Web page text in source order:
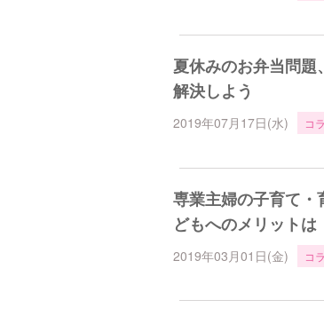
夏休みのお弁当問
解決しよう
2019年07月17日(水) コ
専業主婦の子育て
どもへのメリットは
2019年03月01日(金) コ